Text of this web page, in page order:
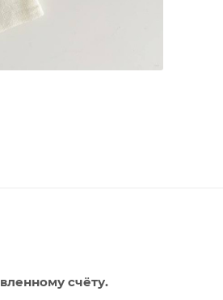
счёту.